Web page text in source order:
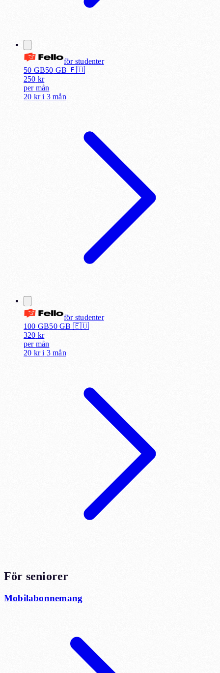
för studenter
50 GB50 GB 🇪🇺
250 kr
per mån
20 kr i 3 mån
för studenter
100 GB50GB 🇪🇺
320 kr
per mån
20 kr i 3 mån
För seniorer
Mobilabonnemang